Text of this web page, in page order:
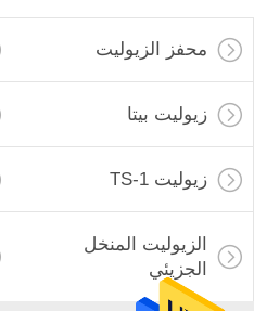
محفز الزيوليت
زيوليت بيتا
زيوليت TS-1
الزيوليت المنخل
الجزيئي